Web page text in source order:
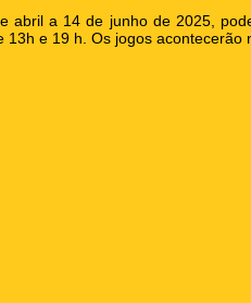
abril a 14 de junho de 2025,
13h e 19 h. Os jogos acontecerão